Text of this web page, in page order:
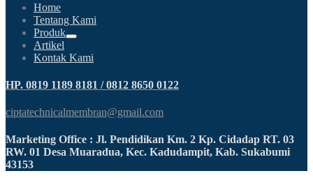
Home
Tentang Kami
Produk
Artikel
Kontak Kami
HP. 0819 1189 8181 / 0812 8650 0122
ciptatechnicalmembran@gmail.com
Marketing Office : Jl. Pendidikan Km. 2 Kp. Cidadap RT. 03
RW. 01 Desa Muaradua, Kec. Kadudampit, Kab. Sukabumi
43153